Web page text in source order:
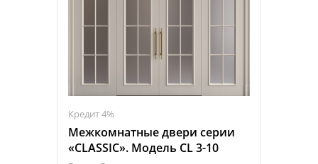
Кредит 4%
Межкомнатные двери серии
«CLASSIC». Модель CL 3-10